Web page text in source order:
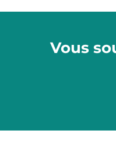
Vous